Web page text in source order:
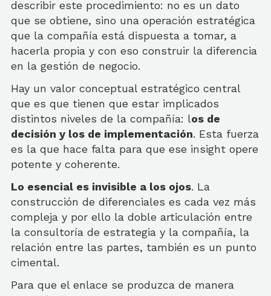
describir este procedimiento: no es un dato
que se obtiene, sino una operación estratégica
que la compañía está dispuesta a tomar, a
hacerla propia y con eso construir la diferencia
en la gestión de negocio.
Hay un valor conceptual estratégico central
que es que tienen que estar implicados
distintos niveles de la compañía: los de
decisión y los de implementación. Esta fuerza
es la que hace falta para que ese insight opere
potente y coherente.
Lo esencial es invisible a los ojos. La
construcción de diferenciales es cada vez más
compleja y por ello la doble articulación entre
la consultoría de estrategia y la compañía, la
relación entre las partes, también es un punto
cimental.
Para que el enlace se produzca de manera